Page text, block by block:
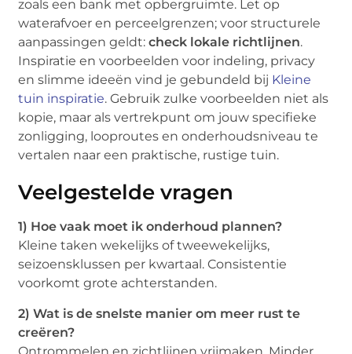
zoals een bank met opbergruimte. Let op
waterafvoer en perceelgrenzen; voor structurele
aanpassingen geldt:check lokale richtlijnen.
Inspiratie en voorbeelden voor indeling, privacy
en slimme ideeën vind je gebundeld bij Kleine
tuin inspiratie. Gebruik zulke voorbeelden niet als
kopie, maar als vertrekpunt om jouw specifieke
zonligging, looproutes en onderhoudsniveau te
vertalen naar een praktische, rustige tuin.
Veelgestelde vragen
1) Hoe vaak moet ik onderhoud plannen?
Kleine taken wekelijks of tweewekelijks,
seizoensklussen per kwartaal. Consistentie
voorkomt grote achterstanden.
2) Wat is de snelste manier om meer rust te
creëren?